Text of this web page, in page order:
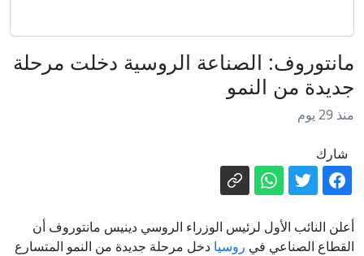
ذاكرة القصف وحسابات المصالح.. هل
ترامب: تقدم كبير في محادثات هرمز..
والاتفاق يقترب
ترامب: نتحدث مع الإيرانيين وأفضّل التوصل
مانتوروف: الصناعة الروسية دخلت مرحلة
جديدة من النمو
منذ 29 يوم
شارك
أعلن النائب الأول لرئيس الوزراء الروسي دينيس مانتوروف أن
القطاع الصناعي في روسيا دخل مرحلة جديدة من النمو المتسارع